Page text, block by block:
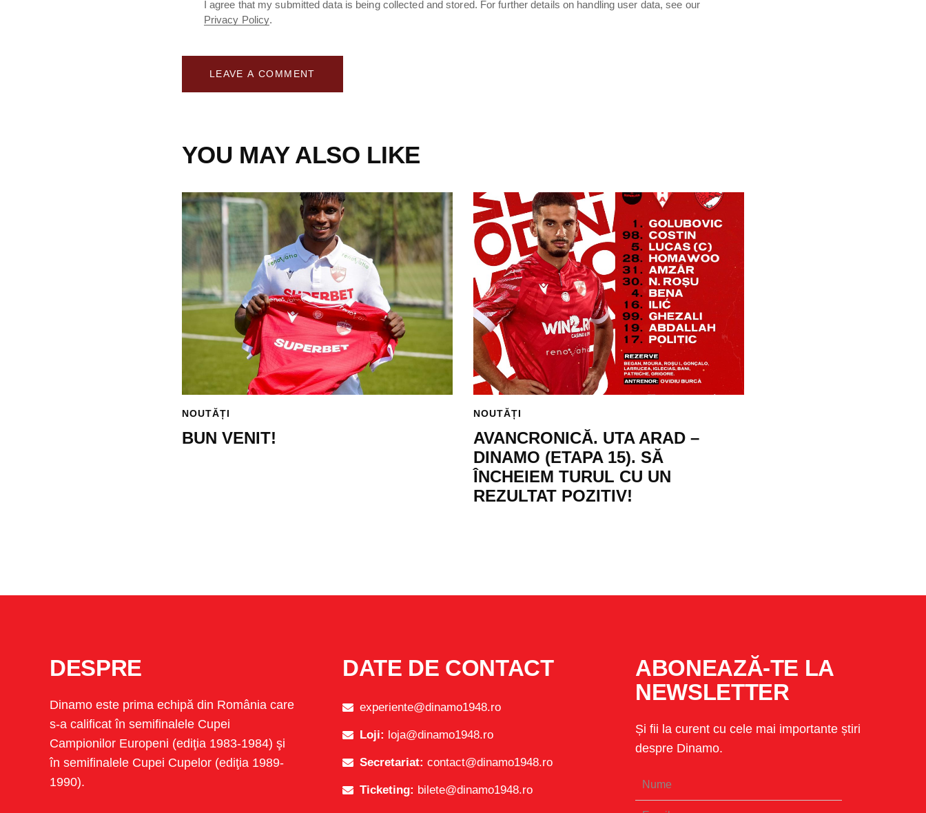
I agree that my submitted data is being collected and stored. For further details on handling user data, see our
Privacy Policy.
YOU MAY ALSO LIKE
NOUTĂȚI
BUN VENIT!
NOUTĂȚI
AVANCRONICĂ. UTA ARAD –
DINAMO (ETAPA 15). SĂ
ÎNCHEIEM TURUL CU UN
REZULTAT POZITIV!
DESPRE
Dinamo este prima echipă din România care
s-a calificat în semifinalele Cupei
Campionilor Europeni (ediţia 1983-1984) şi
în semifinalele Cupei Cupelor (ediţia 1989-
1990).
DATE DE CONTACT
experiente@dinamo1948.ro
Loji: loja@dinamo1948.ro
Secretariat: contact@dinamo1948.ro
Ticketing: bilete@dinamo1948.ro
ABONEAZĂ-TE LA
NEWSLETTER
Și fii la curent cu cele mai importante știri
despre Dinamo.